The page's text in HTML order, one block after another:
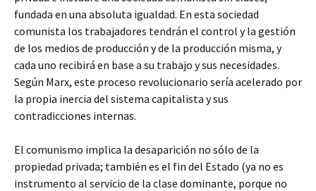
fundada en una absoluta igualdad. En esta sociedad
comunista los trabajadores tendrán el control y la gestión
de los medios de producción y de la producción misma, y
cada uno recibirá en base a su trabajo y sus necesidades.
Según Marx, este proceso revolucionario sería acelerado por
la propia inercia del sistema capitalista y sus
contradicciones internas.
El comunismo implica la desaparición no sólo de la
propiedad privada; también es el fin del Estado (ya no es
instrumento al servicio de la clase dominante, porque no